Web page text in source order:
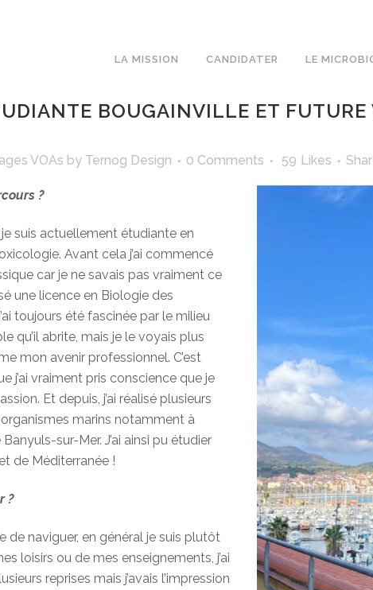
LA MISSION CANDIDATER LE
BOUGAINVILLE ET FUTURE
VOAs by Ternog Design 0 Comments 59 Likes
?
je suis actuellement étudiante en
Avant cela j’ai commencé
car je ne savais pas vraiment ce
une licence en Biologie des
toujours été fascinée par le milieu
qu’il abrite, mais je le voyais plus
mon avenir professionnel. C’est
j’ai vraiment pris conscience que je
Et depuis, j’ai réalisé plusieurs
marins notamment à
sur-Mer. J’ai ainsi pu étudier
de Méditerranée !
?
de naviguer, en général je suis plutôt
loisirs ou de mes enseignements, j’ai
reprises mais j’avais l’impression